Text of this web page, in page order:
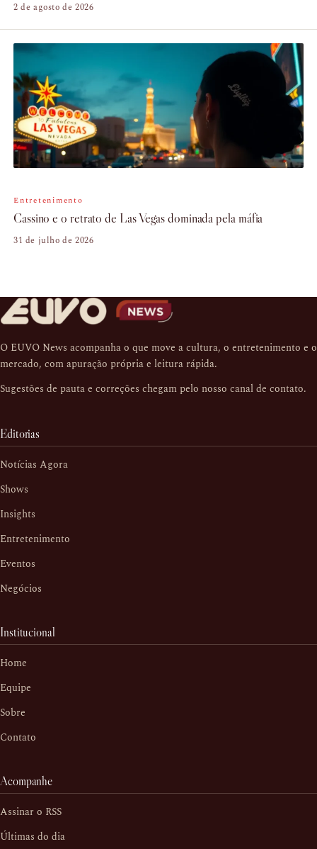
2 de agosto de 2026
Entretenimento
Cassino e o retrato de Las Vegas dominada pela máfia
31 de julho de 2026
O EUVO News acompanha o que move a cultura, o entretenimento e o
mercado, com apuração própria e leitura rápida.
Sugestões de pauta e correções chegam pelo nosso canal de contato.
Editorias
Notícias Agora
Shows
Insights
Entretenimento
Eventos
Negócios
Institucional
Home
Equipe
Sobre
Contato
Acompanhe
Assinar o RSS
Últimas do dia